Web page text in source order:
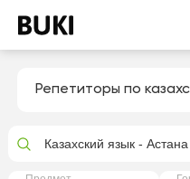
Репетиторы по
Казахский язык -